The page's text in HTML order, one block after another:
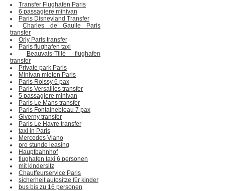
Transfer Flughafen Paris
6 passagiere minivan
Paris Disneyland Transfer
Charles de Gaulle Paris
transfer
Orly Paris transfer
Paris flughafen taxi
Beauvais-Tillé flughafen
transfer
Private park Paris
Minivan mieten Paris
Paris Roissy 6 pax
Paris Versailles transfer
5 passagiere minivan
Paris Le Mans transfer
Paris Fontainebleau 7 pax
Giverny transfer
Paris Le Havre transfer
taxi in Paris
Mercedes Viano
pro stunde leasing
Hauptbahnhof
flughafen taxi 6 personen
mit kindersitz
Chauffeurservice Paris
sicherheit autositze für kinder
bus bis zu 16 personen